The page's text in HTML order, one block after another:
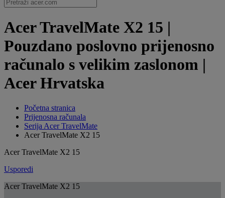
Acer TravelMate X2 15 |
Pouzdano poslovno prijenosno
računalo s velikim zaslonom |
Acer Hrvatska
Početna stranica
Prijenosna računala
Serija Acer TravelMate
Acer TravelMate X2 15
Acer TravelMate X2 15
Usporedi
Acer TravelMate X2 15